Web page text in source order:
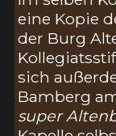
eine Kopie
der Burg
sich
Bamberg
super